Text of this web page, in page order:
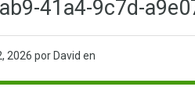
41a4-9c7d-
2026 por David en